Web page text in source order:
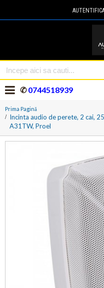
✆0744518939
Prima Pagină
Incinta audio de perete, 2 cai,
A31TW, Proel